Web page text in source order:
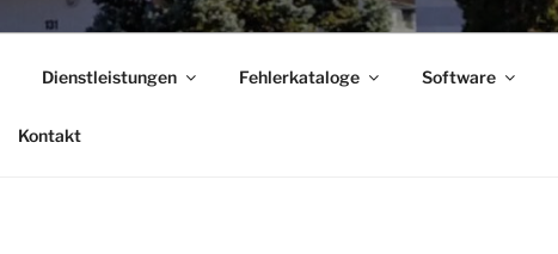
Dienstleistungen Fehlerkataloge Software
Kontakt